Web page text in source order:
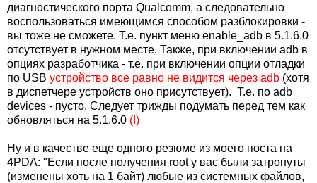
диагностического порта Qualcomm, а следовательно
воспользоваться имеющимся способом разблокировки -
вы тоже не сможете. Т.е. пункт меню enable_adb в 5.1.6.0
отсутствует в нужном месте. Также, при включении adb в
опциях разработчика - т.е. при включении опции отладки
по USB устройство все равно не видится через adb (хотя
в диспетчере устройств оно присутствует). Т.е. по adb
devices - пусто. Следует трижды подумать перед тем как
обновляться на 5.1.6.0 (!)
Ну и в качестве еще одного резюме из моего поста на
4PDA: "Если после получения root у вас были затронуты
(изменены хоть на 1 байт) любые из системных файлов,